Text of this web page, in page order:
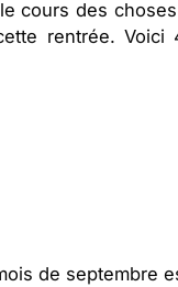
cours des
rentrée.
de septembre